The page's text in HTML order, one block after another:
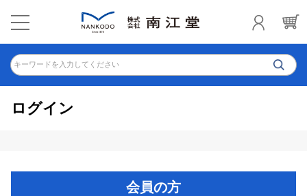
キーワードを入力してください
ログイン
会員の方